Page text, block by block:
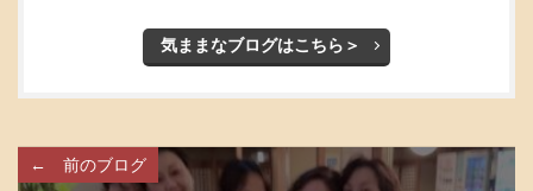
気ままなブログはこちら＞
← 前のブログ